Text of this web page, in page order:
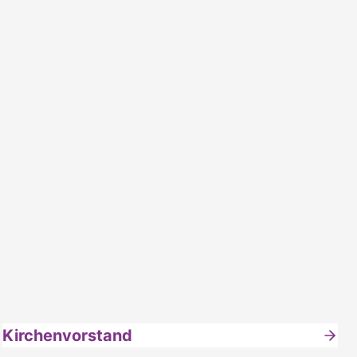
Kirchenvorstand